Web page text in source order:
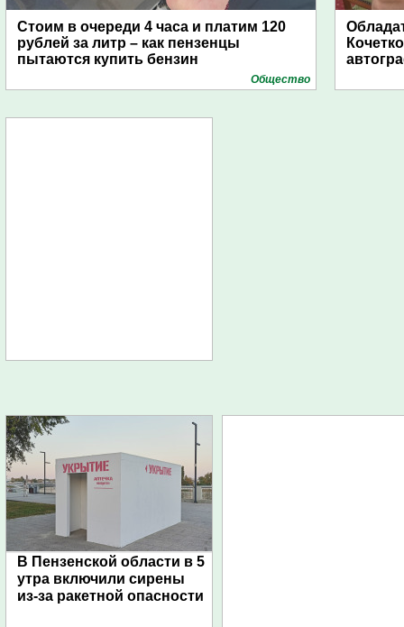
Стоим в очереди 4 часа и платим 120
рублей за литр – как пензенцы
пытаются купить бензин
Общество
В Пензенской области в 5
утра включили сирены
из-за ракетной опасности